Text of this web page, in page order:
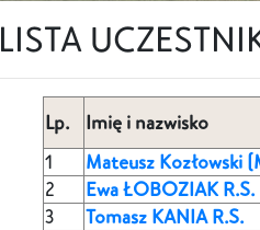
LISTA
Lp. Imię i nazwisko
1
Mateusz Kozłowski
2
Ewa ŁOBOZIAK R.S.
3
Tomasz KANIA R.S.